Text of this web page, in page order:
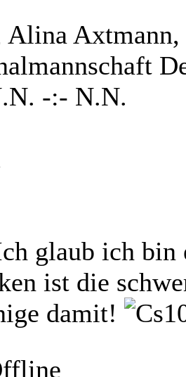
Axtmann,
-:- N.N.
glaub ich
ist die
damit!